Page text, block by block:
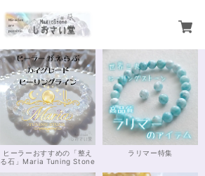
ヒーラーおすすめの「整え
る石」Maria Tuning Stone
ラリマー特集